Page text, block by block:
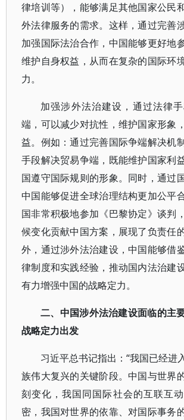
律培训等），能够满足其他国家公民
外法律服务的需求。这样，通过完善
加强国际法治合作，中国能够更好地
维护自身权益，从而在复杂的国际环
力。
加强涉外法治建设，通过法律
端，可以减少对抗性，维护国家形象
益。例如：通过完善国际争端解决机
手段解决贸易争端，既能维护国家利
国遵守国际规则的形象。同时，通过
中国能够促进全球治理结构更加公平
国非常积极地参加《巴黎协定》谈判
候变化贡献中国方案，展现了负责任
外，通过涉外法治建设，中国能够借
律制度和实践经验，推动国内法治建
有力增强中国的战略定力。
二、中国涉外法治建设面临的主
战略定力出发
习近平总书记指出：“我国已经进
族伟大复兴的关键阶段。中国与世界
刻变化，我国同国际社会的互联互
密，我国对世界的依靠、对国际事务